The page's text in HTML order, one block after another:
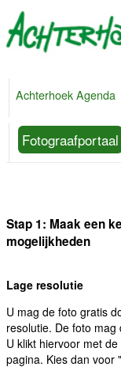
Achterhoek Agenda
Fotograafportaal
Stap 1: Maak een
mogelijkheden
Lage resolutie
U mag de foto gratis
resolutie. De foto mag
U klikt hiervoor met
pagina. Kies dan voor